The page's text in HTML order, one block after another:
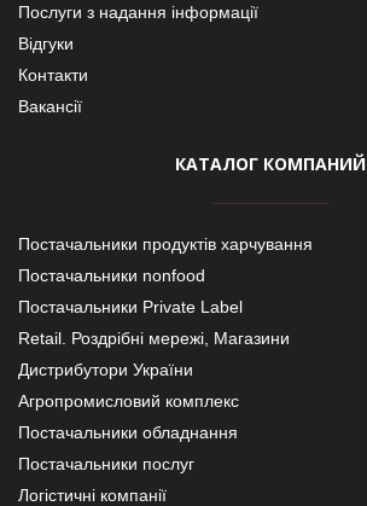
Послуги з надання інформації
Відгуки
Контакти
Вакансії
КАТАЛОГ КОМПАНИЙ
Постачальники продуктів харчування
Постачальники nonfood
Постачальники Private Label
Retail. Роздрібні мережі, Магазини
Дистрибутори України
Агропромисловий комплекс
Постачальники обладнання
Постачальники послуг
Логістичні компанії